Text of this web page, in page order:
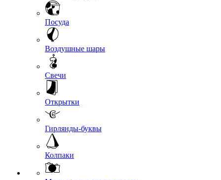
Посуда
Воздушные шары
Свечи
Открытки
Гирлянды-буквы
Колпаки